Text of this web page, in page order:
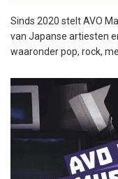
Sinds 2020 stelt AVO
van Japanse artiesten
waaronder pop, rock,